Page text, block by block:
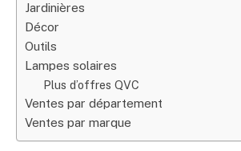
Jardinières
Décor
Outils
Lampes solaires
Plus d’offres QVC
Ventes par département
Ventes par marque